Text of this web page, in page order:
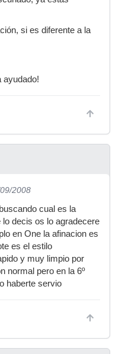
si es diferente a la
ayudado!
2008
cual es la
decis os lo agradecere
en One la afinacion es
es el estilo
y muy limpio por
normal pero en la 6º
haberte servio